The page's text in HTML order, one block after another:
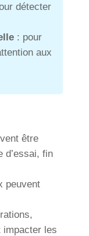
détecter
: pour
aux
être
d’essai, fin
peuvent
impacter les